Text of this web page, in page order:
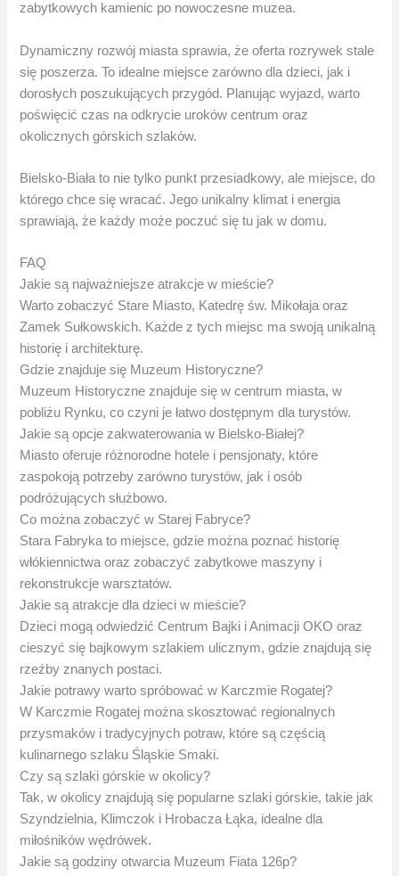
zabytkowych kamienic po nowoczesne muzea.
Dynamiczny rozwój miasta sprawia, że oferta rozrywek stale
się poszerza. To idealne miejsce zarówno dla dzieci, jak i
dorosłych poszukujących przygód. Planując wyjazd, warto
poświęcić czas na odkrycie uroków centrum oraz
okolicznych górskich szlaków.
Bielsko-Biała to nie tylko punkt przesiadkowy, ale miejsce, do
którego chce się wracać. Jego unikalny klimat i energia
sprawiają, że każdy może poczuć się tu jak w domu.
FAQ
Jakie są najważniejsze atrakcje w mieście?
Warto zobaczyć Stare Miasto, Katedrę św. Mikołaja oraz
Zamek Sułkowskich. Każde z tych miejsc ma swoją unikalną
historię i architekturę.
Gdzie znajduje się Muzeum Historyczne?
Muzeum Historyczne znajduje się w centrum miasta, w
pobliżu Rynku, co czyni je łatwo dostępnym dla turystów.
Jakie są opcje zakwaterowania w Bielsko-Białej?
Miasto oferuje różnorodne hotele i pensjonaty, które
zaspokoją potrzeby zarówno turystów, jak i osób
podróżujących służbowo.
Co można zobaczyć w Starej Fabryce?
Stara Fabryka to miejsce, gdzie można poznać historię
włókiennictwa oraz zobaczyć zabytkowe maszyny i
rekonstrukcje warsztatów.
Jakie są atrakcje dla dzieci w mieście?
Dzieci mogą odwiedzić Centrum Bajki i Animacji OKO oraz
cieszyć się bajkowym szlakiem ulicznym, gdzie znajdują się
rzeźby znanych postaci.
Jakie potrawy warto spróbować w Karczmie Rogatej?
W Karczmie Rogatej można skosztować regionalnych
przysmaków i tradycyjnych potraw, które są częścią
kulinarnego szlaku Śląskie Smaki.
Czy są szlaki górskie w okolicy?
Tak, w okolicy znajdują się popularne szlaki górskie, takie jak
Szyndzielnia, Klimczok i Hrobacza Łąka, idealne dla
miłośników wędrówek.
Jakie są godziny otwarcia Muzeum Fiata 126p?